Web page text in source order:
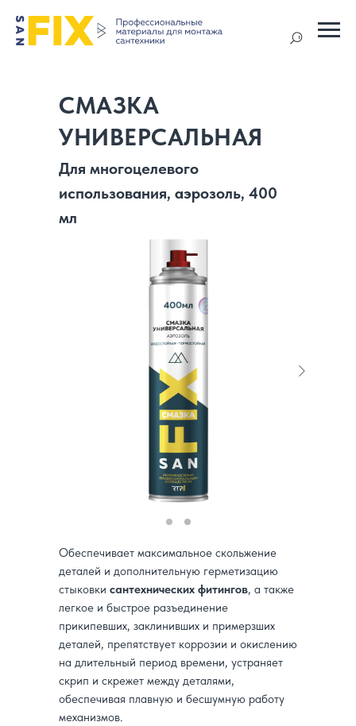
СМАЗКА
УНИВЕРСАЛЬНАЯ
Для многоцелевого
использования, аэрозоль, 400
мл
Обеспечивает максимальное скольжение
деталей и дополнительную герметизацию
стыковки сантехнических фитингов, а также
легкое и быстрое разъединение
прикипевших, заклинивших и примерзших
деталей, препятствует коррозии и окислению
на длительный период времени, устраняет
скрип и скрежет между деталями,
обеспечивая плавную и бесшумную работу
механизмов.